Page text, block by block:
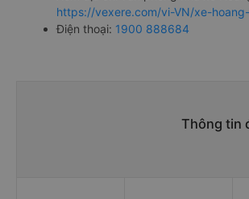
https://vexere.com/vi-VN/xe-
Điện thoại: 1900 888684
Thông tin